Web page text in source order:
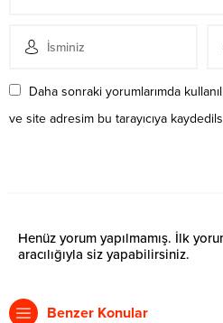
Daha sonraki yorumlarımda
ve site adresim bu tarayıcıya
Henüz yorum yapılmamış. İlk
aracılığıyla siz yapabilirsiniz.
Benzer Konular